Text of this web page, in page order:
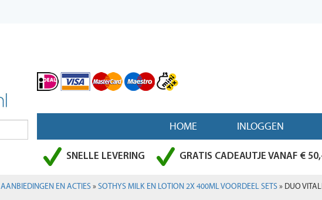
HOME INLOGGEN
SNELLE LEVERING GRATIS CADEAUTJE VANAF €
AANBIEDINGEN EN ACTIES»SOTHYS MILK EN LOTION 2X 400ML VOORDEEL SETS» DUO